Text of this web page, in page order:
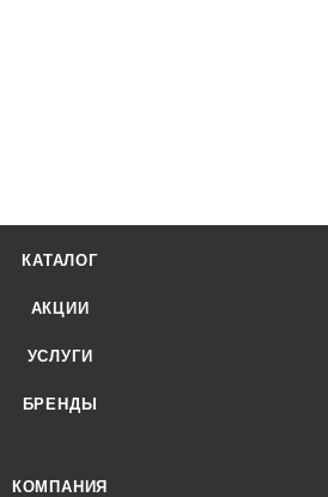
КАТАЛОГ
АКЦИИ
УСЛУГИ
БРЕНДЫ
КОМПАНИЯ